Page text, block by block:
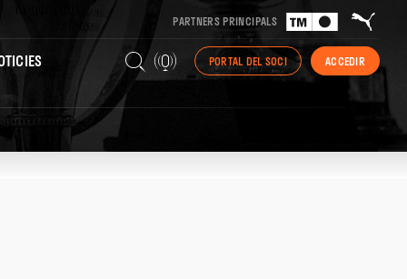
PARTNERS PRINCIPALS
PORTAL DEL SOCI ACCEDIR